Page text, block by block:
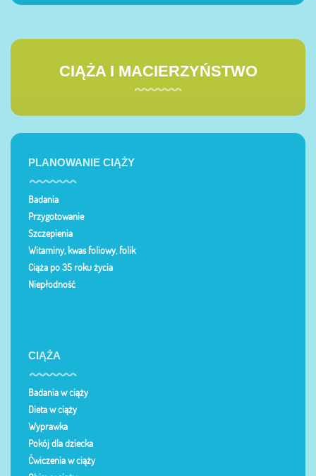
CIĄŻA I MACIERZYŃSTWO
PLANOWANIE CIĄŻY
Badania
Przygotowanie
Szczepienia
Witaminy, kwas foliowy, folik
Ciąża po 35 roku życia
Niepłodność
CIĄŻA
Badania w ciąży
Dieta w ciąży
Wyprawka
Pokój dla dziecka
Ćwiczenia w ciąży